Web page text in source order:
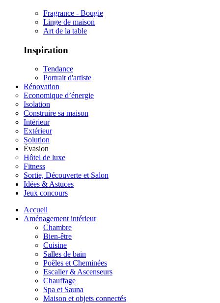
Fragrance - Bougie
Linge de maison
Art de la table
Inspiration
Tendance
Portrait d'artiste
Rénovation
Economique d’énergie
Isolation
Construire sa maison
Intérieur
Extérieur
Solution
Évasion
Hôtel de luxe
Fitness
Sortie, Découverte et Salon
Idées & Astuces
Jeux concours
Accueil
Aménagement intérieur
Chambre
Bien-être
Cuisine
Salles de bain
Poêles et Cheminées
Escalier & Ascenseurs
Chauffage
Spa et Sauna
Maison et objets connectés